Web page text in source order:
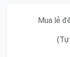
Mua lẻ